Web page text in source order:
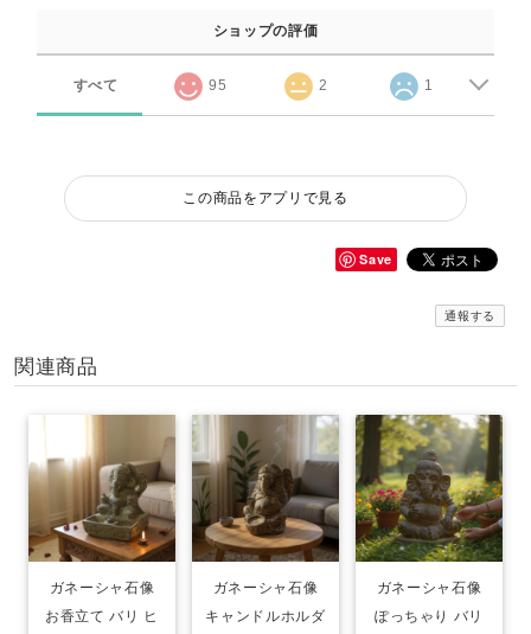
ショップの評価
すべて 95 2 1
この商品をアプリで見る
Save
通報する
関連商品
ガネーシャ石像
お香立て バリ ヒ
ガネーシャ石像
キャンドルホルダ
ガネーシャ石像
ぽっちゃり バリ